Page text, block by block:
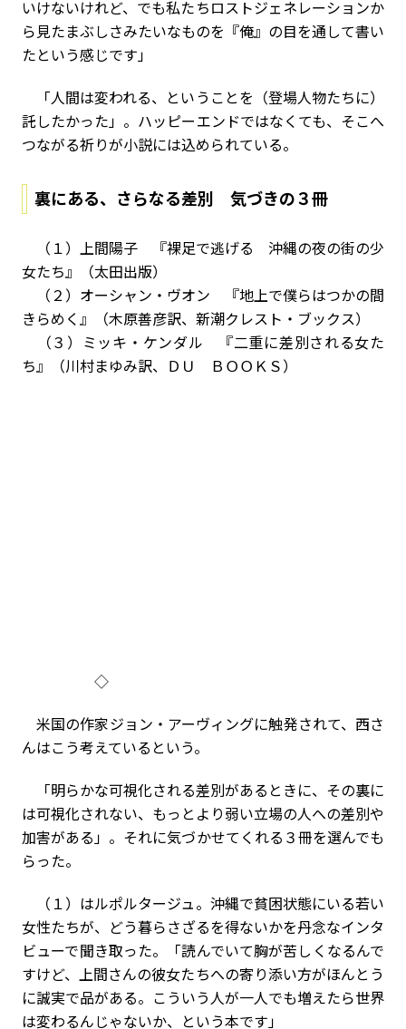
いけないけれど、でも私たちロストジェネレーションか
ら見たまぶしさみたいなものを『俺』の目を通して書い
たという感じです」
「人間は変われる、ということを（登場人物たちに）
託したかった」。ハッピーエンドではなくても、そこへ
つながる祈りが小説には込められている。
裏にある、さらなる差別 気づきの３冊
（１）上間陽子 『裸足で逃げる 沖縄の夜の街の少
女たち』（太田出版）
（２）オーシャン・ヴオン 『地上で僕らはつかの間
きらめく』（木原善彦訳、新潮クレスト・ブックス）
（３）ミッキ・ケンダル 『二重に差別される女た
ち』（川村まゆみ訳、ＤＵ ＢＯＯＫＳ）
◇
米国の作家ジョン・アーヴィングに触発されて、西さ
んはこう考えているという。
「明らかな可視化される差別があるときに、その裏に
は可視化されない、もっとより弱い立場の人への差別や
加害がある」。それに気づかせてくれる３冊を選んでも
らった。
（１）はルポルタージュ。沖縄で貧困状態にいる若い
女性たちが、どう暮らさざるを得ないかを丹念なインタ
ビューで聞き取った。「読んでいて胸が苦しくなるんで
すけど、上間さんの彼女たちへの寄り添い方がほんとう
に誠実で品がある。こういう人が一人でも増えたら世界
は変わるんじゃないか、という本です」